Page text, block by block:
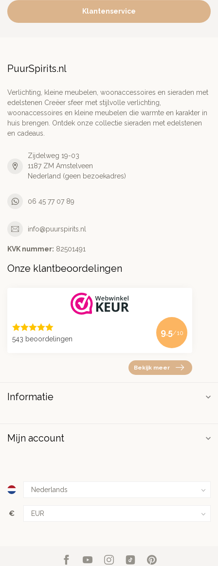
Klantenservice
PuurSpirits.nl
Verlichting, kleine meubelen, woonaccessoires en sieraden met
edelstenen Creëer sfeer met stijlvolle verlichting,
woonaccessoires en kleine meubelen die warmte en karakter in
huis brengen. Ontdek onze collectie sieraden met edelstenen
en cadeaus.
Zijdelweg 19-03
1187 ZM Amstelveen
Nederland (geen bezoekadres)
06 45 77 07 89
info@puurspirits.nl
KVK nummer: 82501491
Onze klantbeoordelingen
543 beoordelingen
9.5/10
Bekijk meer
Informatie
Mijn account
€